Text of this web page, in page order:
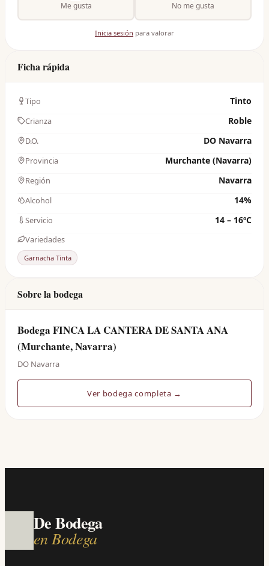
Me gusta No me gusta
Inicia sesión para valorar
Ficha rápida
Tipo Tinto
Crianza Roble
D.O. DO Navarra
Provincia Murchante (Navarra)
Región Navarra
Alcohol 14%
Servicio 14 – 16ºC
Variedades
Garnacha Tinta
Sobre la bodega
Bodega FINCA LA CANTERA DE SANTA ANA
(Murchante, Navarra)
DO Navarra
Ver bodega completa →
De Bodega
en Bodega